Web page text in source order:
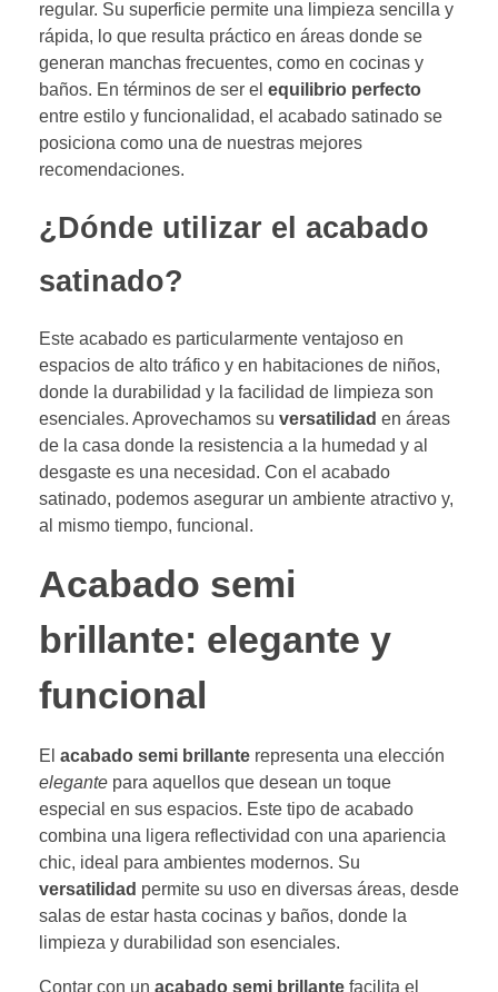
regular. Su superficie permite una limpieza sencilla y
rápida, lo que resulta práctico en áreas donde se
generan manchas frecuentes, como en cocinas y
baños. En términos de ser el equilibrio perfecto
entre estilo y funcionalidad, el acabado satinado se
posiciona como una de nuestras mejores
recomendaciones.
¿Dónde utilizar el acabado
satinado?
Este acabado es particularmente ventajoso en
espacios de alto tráfico y en habitaciones de niños,
donde la durabilidad y la facilidad de limpieza son
esenciales. Aprovechamos su versatilidad en áreas
de la casa donde la resistencia a la humedad y al
desgaste es una necesidad. Con el acabado
satinado, podemos asegurar un ambiente atractivo y,
al mismo tiempo, funcional.
Acabado semi
brillante: elegante y
funcional
El acabado semi brillante representa una elección
elegante para aquellos que desean un toque
especial en sus espacios. Este tipo de acabado
combina una ligera reflectividad con una apariencia
chic, ideal para ambientes modernos. Su
versatilidad permite su uso en diversas áreas, desde
salas de estar hasta cocinas y baños, donde la
limpieza y durabilidad son esenciales.
Contar con un acabado semi brillante facilita el